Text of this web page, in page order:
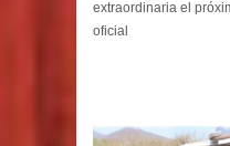
extraordinaria el
oficial